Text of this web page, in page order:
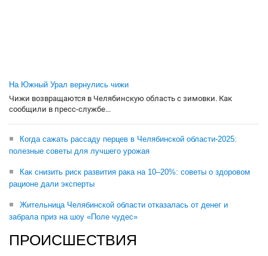
На Южный Урал вернулись чижи
Чижи возвращаются в Челябинскую область с зимовки. Как
сообщили в пресс-службе...
Когда сажать рассаду перцев в Челябинской области-2025:
полезные советы для лучшего урожая
Как снизить риск развития рака на 10–20%: советы о здоровом
рационе дали эксперты
Жительница Челябинской области отказалась от денег и
забрала приз на шоу «Поле чудес»
ПРОИСШЕСТВИЯ